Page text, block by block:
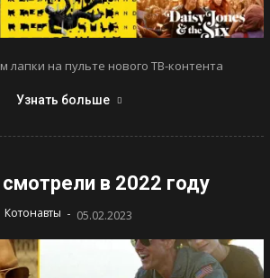
лапки на пульте нового ТВ-контента
Узнать больше
в 2022 году
Котонавты - 05.02.2023